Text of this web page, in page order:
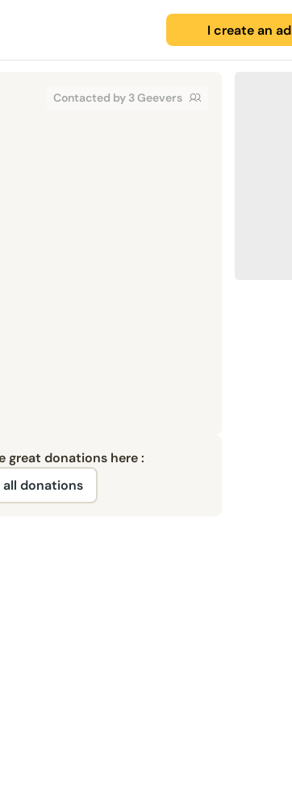
I create an ad
Contacted by 3 Geevers
great donations here :
all donations